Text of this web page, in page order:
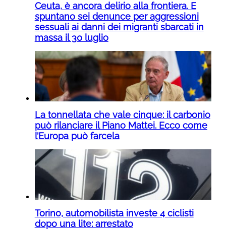
Ceuta, è ancora delirio alla frontiera. E
spuntano sei denunce per aggressioni
sessuali ai danni dei migranti sbarcati in
massa il 30 luglio
La tonnellata che vale cinque: il carbonio
può rilanciare il Piano Mattei. Ecco come
l’Europa può farcela
Torino, automobilista investe 4 ciclisti
dopo una lite: arrestato